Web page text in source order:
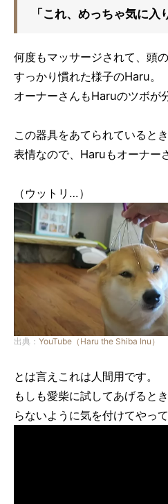
「これ、めっちゃ気に入
何度もマッサージされて、頭
すっかり慣れた様子のHaru。
オーナーさんもHaruのツボが
この器具をあてられていると
表情なので、Haruもオーナー
（ウットリ…）
出典： YouTube（Haru the Shiba Inu）
とは言えこれは人間用です。
もしも愛柴に試してあげると
らないように気を付けてやっ